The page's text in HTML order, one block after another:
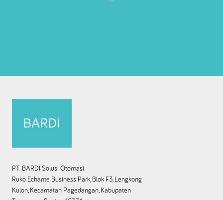
PT. BARDI Solusi Otomasi
Ruko Echante Business Park, Blok F3, Lengkong
Kulon, Kecamatan Pagedangan, Kabupaten